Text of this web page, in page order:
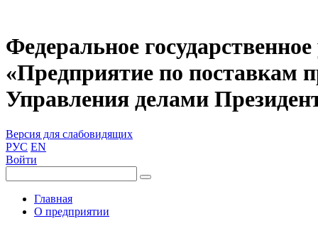
Федеральное
«Предприятие по поставкам
Управления делами
Версия для слабовидящих
РУС EN
Войти
Главная
О предприятии